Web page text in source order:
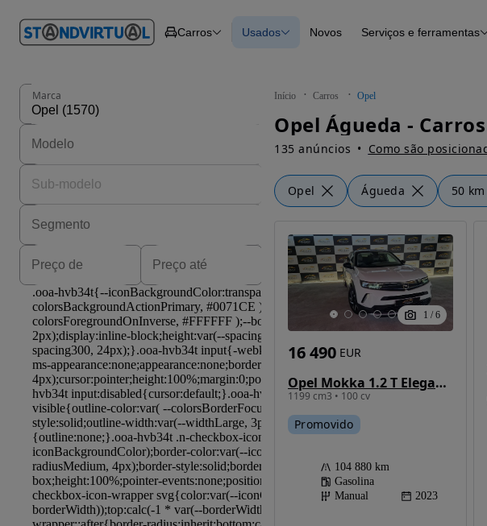
em
Carros Carros
Carros
Novos
Usados Novos Serviços e ferramentas
Início Carros Opel
Opel Águeda - Carros
135 anúncios Como são
Opel Águeda 50 km
Marca
1 / 6
Opel Mokka 1.2 T Elegance
1199 cm3 • 100 cv
16 490 EUR
Promovido
104 880 km
Gasolina
Manual
2023